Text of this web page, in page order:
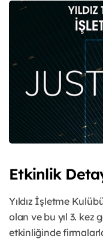
Etkinlik
Yıldız İşletme
olan ve bu yıl 3. kez
etkinliğinde